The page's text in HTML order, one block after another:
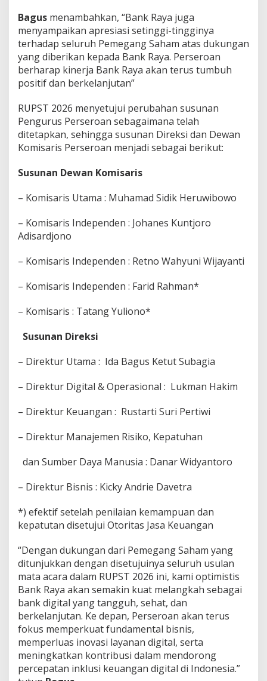
Bagus menambahkan, “Bank Raya juga
menyampaikan apresiasi setinggi-tingginya
terhadap seluruh Pemegang Saham atas dukungan
yang diberikan kepada Bank Raya. Perseroan
berharap kinerja Bank Raya akan terus tumbuh
positif dan berkelanjutan”
RUPST 2026 menyetujui perubahan susunan
Pengurus Perseroan sebagaimana telah
ditetapkan, sehingga susunan Direksi dan Dewan
Komisaris Perseroan menjadi sebagai berikut:
Susunan Dewan Komisaris
– Komisaris Utama : Muhamad Sidik Heruwibowo
– Komisaris Independen : Johanes Kuntjoro
Adisardjono
– Komisaris Independen : Retno Wahyuni Wijayanti
– Komisaris Independen : Farid Rahman*
– Komisaris : Tatang Yuliono*
Susunan Direksi
– Direktur Utama : Ida Bagus Ketut Subagia
– Direktur Digital & Operasional : Lukman Hakim
– Direktur Keuangan : Rustarti Suri Pertiwi
– Direktur Manajemen Risiko, Kepatuhan
dan Sumber Daya Manusia : Danar Widyantoro
– Direktur Bisnis : Kicky Andrie Davetra
*) efektif setelah penilaian kemampuan dan
kepatutan disetujui Otoritas Jasa Keuangan
“Dengan dukungan dari Pemegang Saham yang
ditunjukkan dengan disetujuinya seluruh usulan
mata acara dalam RUPST 2026 ini, kami optimistis
Bank Raya akan semakin kuat melangkah sebagai
bank digital yang tangguh, sehat, dan
berkelanjutan. Ke depan, Perseroan akan terus
fokus memperkuat fundamental bisnis,
memperluas inovasi layanan digital, serta
meningkatkan kontribusi dalam mendorong
percepatan inklusi keuangan digital di Indonesia.”